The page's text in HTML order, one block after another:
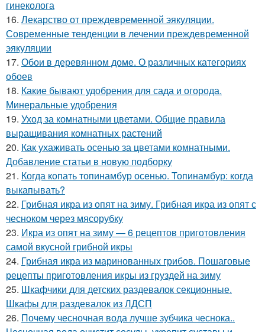
гинеколога
16. Лекарство от преждевременной эякуляции.
Современные тенденции в лечении преждевременной
эякуляции
17. Обои в деревянном доме. О различных категориях
обоев
18. Какие бывают удобрения для сада и огорода.
Минеральные удобрения
19. Уход за комнатными цветами. Общие правила
выращивания комнатных растений
20. Как ухаживать осенью за цветами комнатными.
Добавление статьи в новую подборку
21. Когда копать топинамбур осенью. Топинамбур: когда
выкапывать?
22. Грибная икра из опят на зиму. Грибная икра из опят с
чесноком через мясорубку
23. Икра из опят на зиму — 6 рецептов приготовления
самой вкусной грибной икры
24. Грибная икра из маринованных грибов. Пошаговые
рецепты приготовления икры из груздей на зиму
25. Шкафчики для детских раздевалок секционные.
Шкафы для раздевалок из ЛДСП
26. Почему чесночная вода лучше зубчика чеснока..